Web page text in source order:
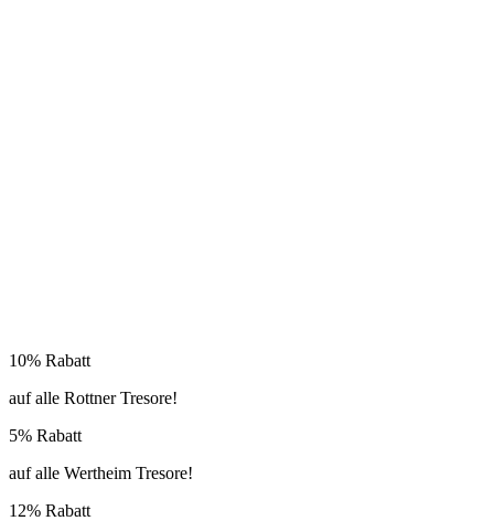
10% Rabatt
auf alle Rottner Tresore!
5% Rabatt
auf alle Wertheim Tresore!
12% Rabatt